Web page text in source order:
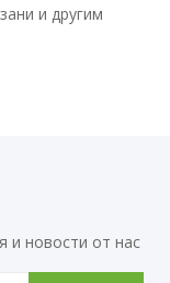
и другим
и новости от нас